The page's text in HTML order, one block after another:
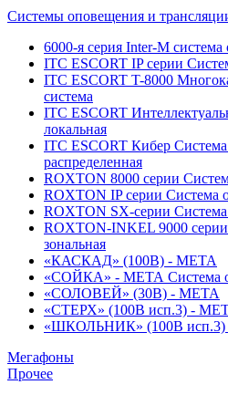
Системы оповещения и
6000-я серия Inter-M
ITC ESCORT IP серии
ITC ESCORT T-8000
система
ITC ESCORT
локальная
ITC ESCORT Кибер
распределенная
ROXTON 8000 серии
ROXTON IP серии Система
ROXTON SX-серии
ROXTON-INKEL 9000
зональная
«КАСКАД» (100В) - МЕТА
«СОЙКА» - МЕТА Система
«СОЛОВЕЙ» (30В) - МЕТА
«СТЕРХ» (100В исп.3) -
«ШКОЛЬНИК» (100В
Мегафоны
Прочее